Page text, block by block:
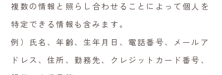
複数の情報と照らし合わせることによって個人を
特定できる情報も含みます。
例）氏名、年齢、生年月日、電話番号、メールア
ドレス、住所、勤務先、クレジットカード番号、